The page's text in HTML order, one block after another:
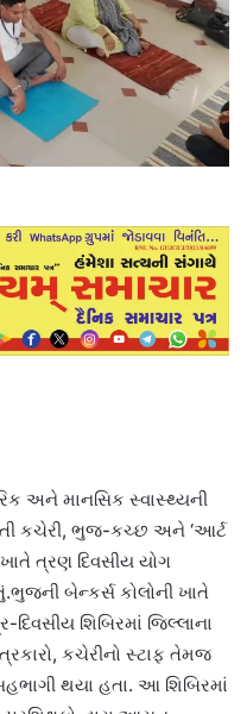
અને માનસિક સ્વાસ્થ્યની
કચેરી, ભુજ-કચ્છ અને ‘આર્ટ
ત્રણ દિવસીય યોગ
બેન્કર્સ કોલોની ખાતે
શિબિરમાં જિલ્લાના
કચેરીનો સ્ટાફ તેમજ
થયા હતા. આ શિબિરમાં